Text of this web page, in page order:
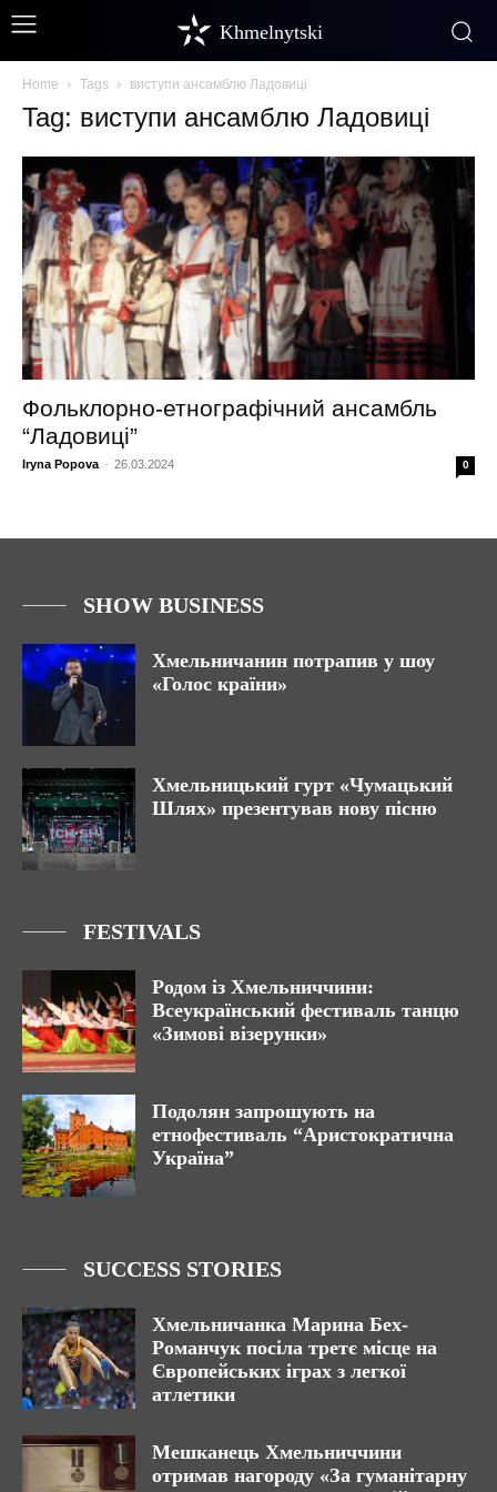
Khmelnytski
Home Tags виступи ансамблю Ладовиці
Tag: виступи ансамблю Ладовиці
Фольклорно-етнографічний ансамбль
“Ладовиці”
Iryna Popova - 26.03.2024 0
SHOW BUSINESS
Хмельничанин потрапив у шоу
«Голос країни»
Хмельницький гурт «Чумацький
Шлях» презентував нову пісню
FESTIVALS
Родом із Хмельниччини:
Всеукраїнський фестиваль танцю
«Зимові візерунки»
Подолян запрошують на
етнофестиваль “Аристократична
Україна”
SUCCESS STORIES
Хмельничанка Марина Бех-
Романчук посіла третє місце на
Європейських іграх з легкої
атлетики
Мешканець Хмельниччини
отримав нагороду «За гуманітарну